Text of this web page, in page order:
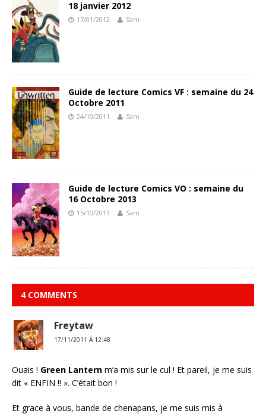
18 janvier 2012
17/01/2012 Sam
Guide de lecture Comics VF : semaine du 24
Octobre 2011
24/10/2011 Sam
Guide de lecture Comics VO : semaine du
16 Octobre 2013
15/10/2013 Sam
4 COMMENTS
Freytaw
17/11/2011 Á 12:48
Ouais ! Green Lantern m’a mis sur le cul ! Et pareil, je me suis
dit « ENFIN !! ». C’était bon !
Et grace à vous, bande de chenapans, je me suis mis à